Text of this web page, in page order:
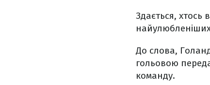
Здається, хтось
До слова,
гольовою
команду.